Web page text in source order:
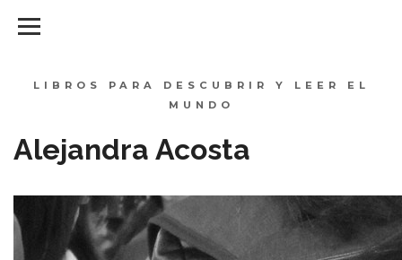
LIBROS PARA DESCUBRIR Y LEER EL
MUNDO
Alejandra Acosta